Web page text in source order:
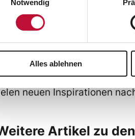
Notwendig
Alles ablehnen
Rotherm zeigten den
wie sie mit einfachen
Vredener
Laudert-
Produkte, die sonst
Einsatz. Auch bei
Der Abend war
neuen Inspirationen
Artikel zu